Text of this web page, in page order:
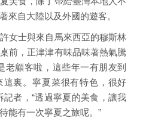
來自大陸以及外國的遊客。
女士與來自馬來西亞的穆斯林
前，正津津有味品味著熱氣騰
老顧客啦，這些年一有朋友到
這裏。寧夏菜很有特色，很好
記者，“透過寧夏的美食，讓我
能有一次寧夏之旅呢。”